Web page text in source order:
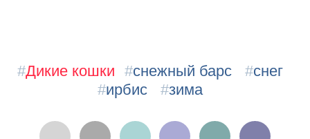
#Дикие кошки #снежный барс #снег
#ирбис #зима